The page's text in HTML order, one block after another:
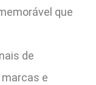
que
de
e